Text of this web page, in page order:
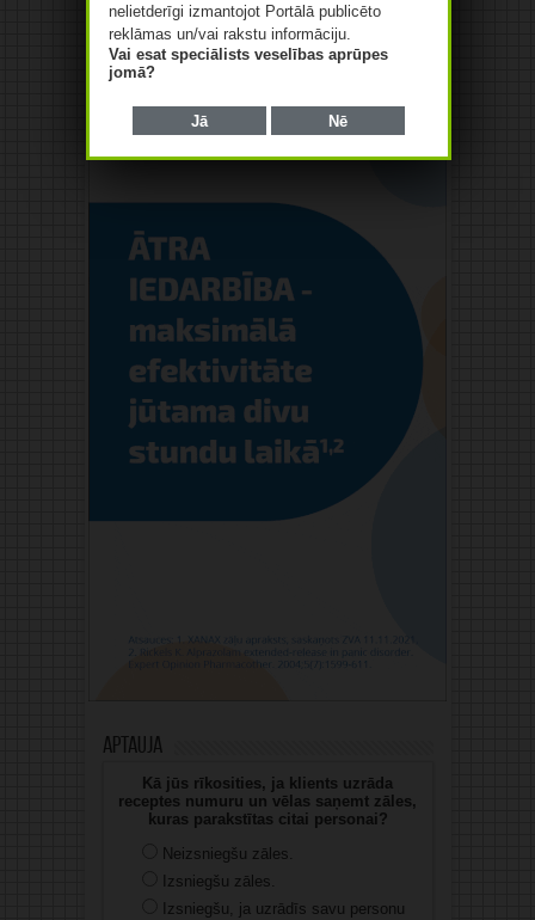
Aptauja
Kā jūs rīkosities, ja klients uzrāda
receptes numuru un vēlas saņemt zāles,
kuras parakstītas citai personai?
Neizsniegšu zāles.
Izsniegšu zāles.
Izsniegšu, ja uzrādīs savu personu
nelietderīgi izmantojot Portālā publicēto
reklāmas un/vai rakstu informāciju.
Vai esat speciālists veselības aprūpes
jomā?
Jā Nē